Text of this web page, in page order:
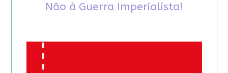
Não à Guerra Imperialista!